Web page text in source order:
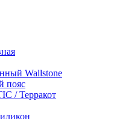
Wallstone
пояс
/ Терракот